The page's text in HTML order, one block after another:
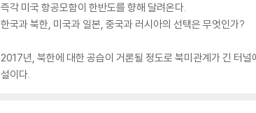
즉각 미국 항공모함이 한반도를 향해 달려온다.
한국과 북한, 미국과 일본, 중국과 러시아의 선택은 무엇인가?
2017년, 북한에 대한 공습이 거론될 정도로 북미관계가 긴 터
설이다.